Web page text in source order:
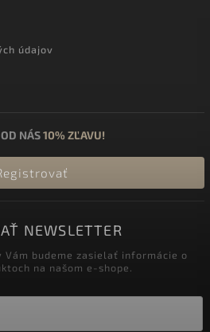
údajov
NÁS10% ZĽAVU!
NEWSLETTER
budeme zasielať informácie o
na našom e-shope.